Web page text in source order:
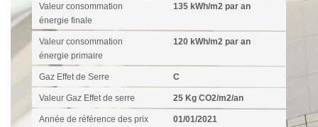
Valeur consommation
énergie finale
135 kWh/m2 par an
Valeur consommation
énergie primaire
120 kWh/m2 par an
Gaz Effet de Serre C
Valeur Gaz Effet de serre 25 Kg CO2/m2/an
Année de référence des prix
01/01/2021